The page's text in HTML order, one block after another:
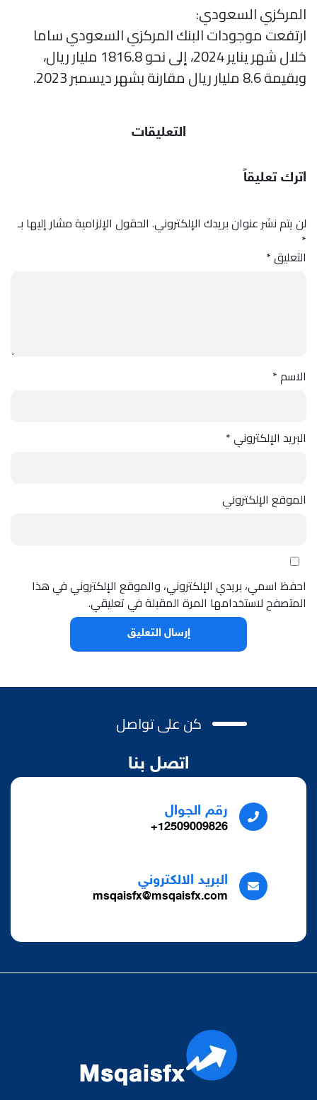
المركزي السعودي:
ارتفعت موجودات البنك المركزي السعودي ساما
خلال شهر يناير 2024، إلى نحو 1816.8 مليار ريال،
وبقيمة 8.6 مليار ريال مقارنة بشهر ديسمبر 2023.
التعليقات
اترك تعليقاً
لن يتم نشر عنوان بريدك الإلكتروني. الحقول الإلزامية مشار إليها بـ
*
التعليق*
الاسم*
البريد الإلكتروني*
الموقع الإلكتروني
احفظ اسمي، بريدي الإلكتروني، والموقع الإلكتروني في هذا
المتصفح لاستخدامها المرة المقبلة في تعليقي.
كن على تواصل
اتصل بنا
رقم الجوال
12509009826+
البريد الالكتروني
msqaisfx@msqaisfx.com